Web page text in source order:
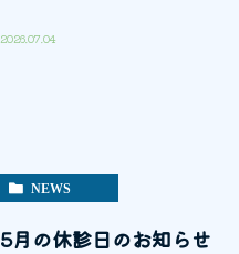
2026.07.04
NEWS
5月の休診日のお知らせ